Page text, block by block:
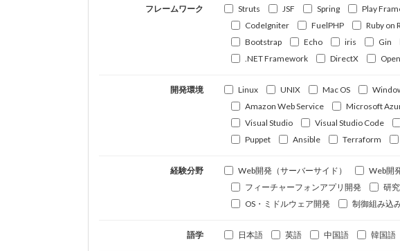
フレームワーク Struts JSF Spring Play
CodeIgniter
FuelPHP Ruby on
Bootstrap
Echo iris Gin
.NET Framework
DirectX
開発環境 Linux UNIX Mac OS
Amazon Web Service
Microsoft
Visual Studio
Visual Studio Code
Puppet
Ansible Terraform
経験分野 Web開発（サーバーサイド） Web開
フィーチャーフォンアプリ開発
研
OS・ミドルウェア開発
制御組み込
語学 日本語 英語 中国語 韓国語